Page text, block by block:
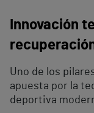
Innovación
Uno de los
apuesta por la
deportiva